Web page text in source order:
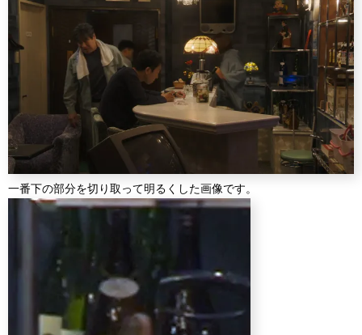
一番下の部分を切り取って明るくした画像です。